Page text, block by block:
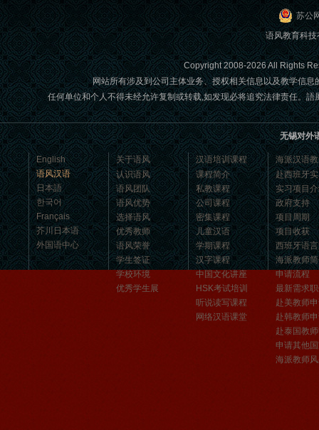
语风汉语学生Jennifer
我叫Jennifer，我非常喜欢在语风汉语无
锡校学习汉语，这是一个非常好的学习
汉语和交朋友的好地方。 ...
苏公
语风教育科
Copyright 2008-2026 All Rights
网站所有涉及到公司主体业务、授权相关信息以及教学信
任何单位和个人不得未经允许复制或转载,如发现必将追究法律责任。
无锡对外
English
语风汉语
日本語
한국어
Français
芥川日本语
外国语中心
关于语风
认识语风
语风团队
语风优势
选择语风
优秀教师
语风荣誉
学生签证
学校环境
优秀学生展
汉语培训课程
课程简介
私教课程
公司课程
密集课程
儿童汉语
学期课程
汉字课程
中国文化讲座
HSK考试培训
听说读写课程
网络汉语课堂
海派汉语
赴西班牙
实习项目
政府支持
项目周期
项目收获
西班牙语
海派教师
申请流程
最新需求
赴美教师
赴韩教师
赴泰国教
申请其他
海派教师